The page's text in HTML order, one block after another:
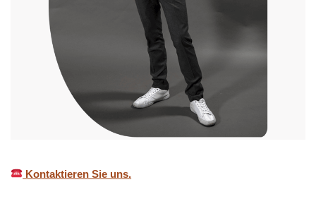
Kontaktieren Sie uns.